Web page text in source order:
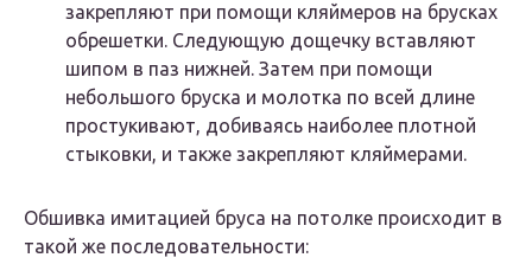
закрепляют при помощи кляймеров на брусках
обрешетки. Следующую дощечку вставляют
шипом в паз нижней. Затем при помощи
небольшого бруска и молотка по всей длине
простукивают, добиваясь наиболее плотной
стыковки, и также закрепляют кляймерами.
Обшивка имитацией бруса на потолке происходит в
такой же последовательности: